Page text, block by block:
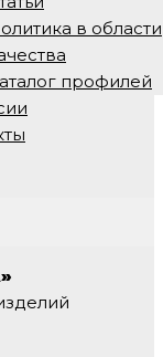
в области
профилей